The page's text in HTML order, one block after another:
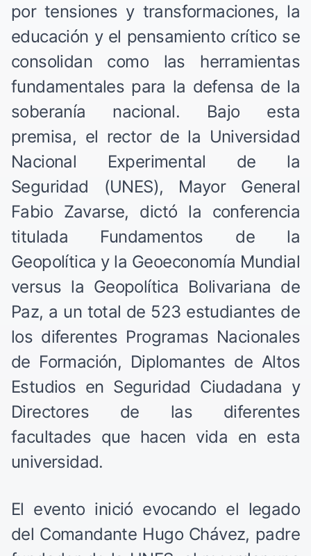
por tensiones y transformaciones, la
educación y el pensamiento crítico se
consolidan como las herramientas
fundamentales para la defensa de la
soberanía nacional. Bajo esta
premisa, el rector de la Universidad
Nacional Experimental de la
Seguridad (UNES), Mayor General
Fabio Zavarse, dictó la conferencia
titulada Fundamentos de la
Geopolítica y la Geoeconomía Mundial
versus la Geopolítica Bolivariana de
Paz, a un total de 523 estudiantes de
los diferentes Programas Nacionales
de Formación, Diplomantes de Altos
Estudios en Seguridad Ciudadana y
Directores de las diferentes
facultades que hacen vida en esta
universidad.
El evento inició evocando el legado
del Comandante Hugo Chávez, padre